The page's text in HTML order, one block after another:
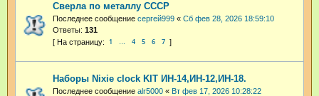
Сверла по металлу СССР
Последнее сообщение сергей999 « Сб фев 28, 2026 18:59:10
Ответы: 131
1 … 4 5 6 7
Наборы Nixie clock KIT ИН-14,ИН-12,ИН-18.
Последнее сообщение alr5000 « Вт фев 17, 2026 10:28:22